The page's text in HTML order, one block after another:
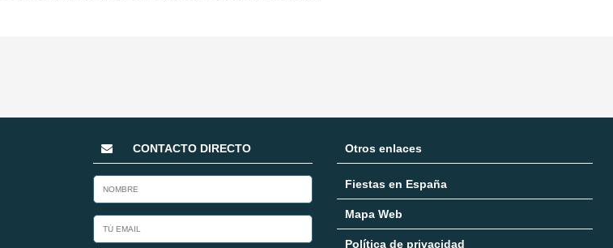
CONTACTO DIRECTO Otros enlaces
Fiestas en España
Mapa Web
Política de privacidad